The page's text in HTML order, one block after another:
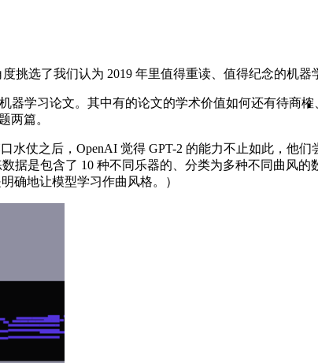
选了我们认为 2019 年里值得重读、值得纪念的机器
学习论文。其中有的论文的学术价值如何还有待商榷
两篇。
仗之后，OpenAI 觉得 GPT-2 的能力不止如此，他们
据是包含了 10 种不同乐器的、分类为多种不同曲风
确地让模型学习作曲风格。）